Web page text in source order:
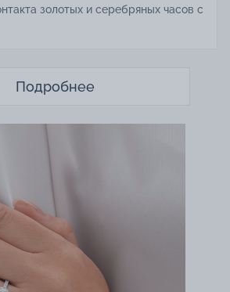
золотых и серебряных часов с
Подробнее